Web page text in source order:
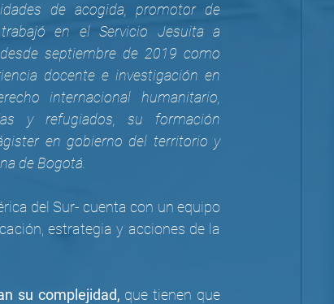
de acogida, promotor de
en el Servicio Jesuita a
septiembre de 2019 como
docente e investigación en
internacional humanitario,
y refugiados, su formación
en gobierno del territorio y
de Bogotá.
del Sur- cuenta con un equipo
estrategia y acciones de la
su complejidad, que tienen que